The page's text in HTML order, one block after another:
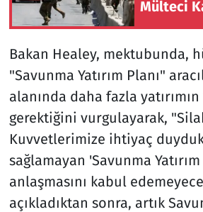
Mülteci
Bakan Healey, mektubunda,
"Savunma Yatırım Planı"
alanında daha fazla yatırımın
gerektiğini vurgulayarak,
Kuvvetlerimize ihtiyaç
sağlamayan 'Savunma Yatırım
anlaşmasını kabul
açıkladıktan sonra, artık